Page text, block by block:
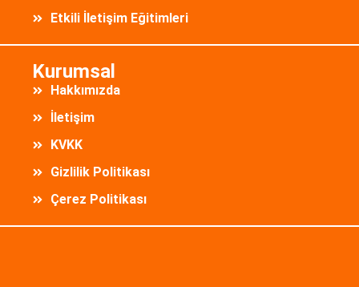
Etkili İletişim Eğitimleri
Kurumsal
Hakkımızda
İletişim
KVKK
Gizlilik Politikası
Çerez Politikası